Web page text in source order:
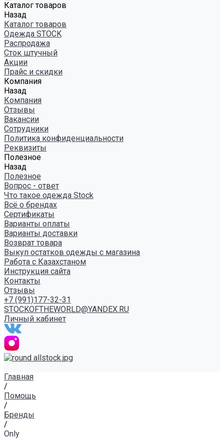
Каталог товаров
Назад
Каталог товаров
Одежда STOCK
Распродажа
Сток штучный
Акции
Прайс и скидки
Компания
Назад
Компания
Отзывы
Вакансии
Сотрудники
Политика конфиденциальности
Реквизиты
Полезное
Назад
Полезное
Вопрос - ответ
Что такое одежда Stock
Всё о брендах
Сертификаты
Варианты оплаты
Варианты доставки
Возврат товара
Выкуп остатков одежды с магазина
Работа с Казахстаном
Инструкция сайта
Контакты
Отзывы
+7 (991)177-32-31
STOCKOFTHEWORLD@YANDEX.RU
Личный кабинет
Главная
/
Помощь
/
Бренды
/
Only